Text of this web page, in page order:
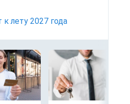
лету 2027 года